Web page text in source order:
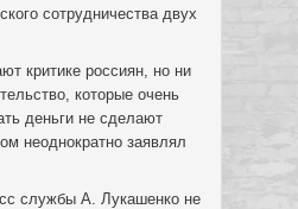
сотрудничества двух
критике россиян, но ни
которые очень
деньги не сделают
неоднократно заявлял
службы А. Лукашенко не